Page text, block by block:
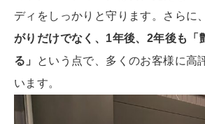
ディをしっかりと守ります。さらに、
がりだけでなく、1年後、2年後も「
る」
という点で、多くのお客様に高
います。